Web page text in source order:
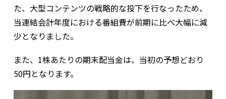
た、大型コンテンツの戦略的な投下を行なったため、
当連結会計年度における番組費が前期に比べ大幅に減
少となりました。
また、1株あたりの期末配当金は、当初の予想どおり
50円となります。